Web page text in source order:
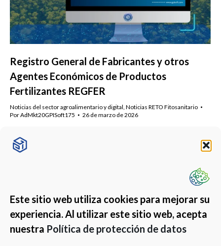
Este sitio web utiliza cookies para mejorar su
experiencia. Al utilizar este sitio web, acepta
nuestra Política de protección de datos
Registro General de Fabricantes y otros
Agentes Económicos de Productos
Fertilizantes REGFER
Noticias del sector agroalimentario y digital Noticias RETO Fitosanitario
PorAdMkt20GPISoft175 26 de marzo de 2026
para distribuidores y aplicadores que necesitan cumplir la
nueva normativa.